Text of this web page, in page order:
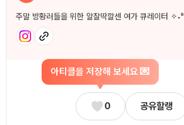
주말 방황러들을 위한 알잘딱깔센 여가 큐레이터 ✧˖°
아티클을 저장해 보세요 💌
0 공유할랭